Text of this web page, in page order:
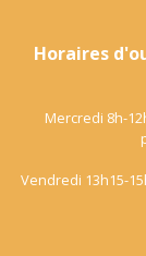
Horaires
Mercredi 8h-
Vendredi 13h15-